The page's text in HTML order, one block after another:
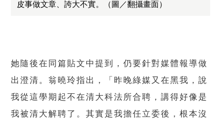
皮事做文章、誇大不實。（圖／翻攝畫面）
她隨後在同篇貼文中提到，仍要針對媒體報導做
出澄清。翁曉玲指出，「昨晚綠媒又在黑我，說
我從這學期起不在清大科法所合聘，講得好像是
我被清大解聘了。其實是我擔任立委後，根本沒